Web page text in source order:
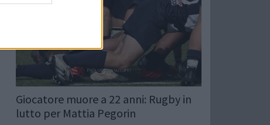
Giocatore muore a 22 anni: Rugby in
lutto per Mattia Pegorin